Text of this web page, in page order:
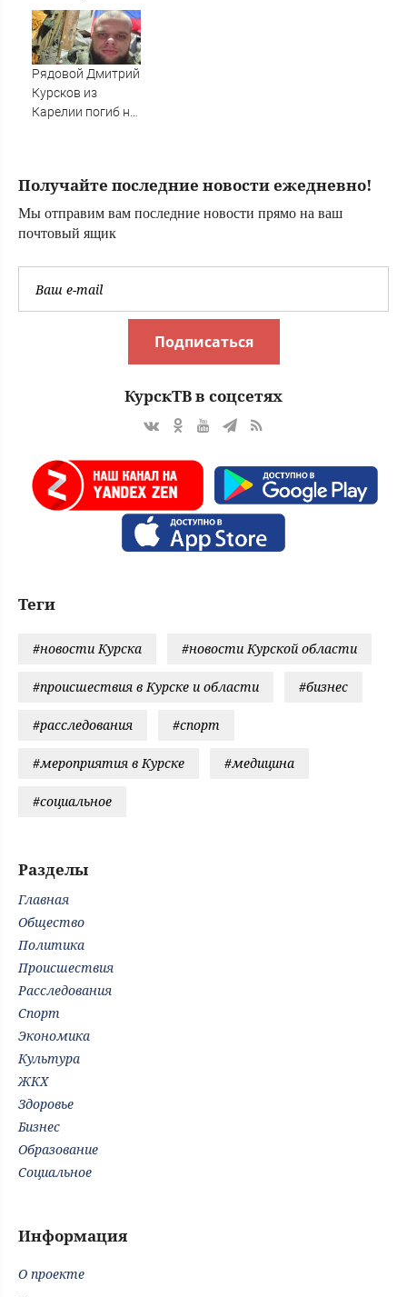
страшной аварии,
вертолетом
отправили в
Санкт-Петербург
Рядовой Дмитрий
Курсков из
Карелии погиб на
Получайте последние новости ежедневно!
Мы отправим вам последние новости прямо на ваш
почтовый ящик
Подписаться
КурскТВ в соцсетях
Теги
#новости Курска #новости Курской области
#происшествия в Курске и области #бизнес
#расследования #спорт
#мероприятия в Курске #медицина
#социальное
Разделы
Главная
Общество
Политика
Происшествия
Расследования
Спорт
Экономика
Культура
ЖКХ
Здоровье
Бизнес
Образование
Социальное
Информация
О проекте